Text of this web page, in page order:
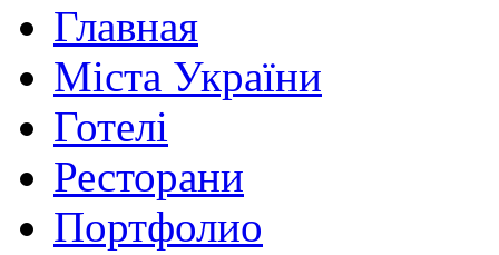
Главная
Міста України
Готелі
Ресторани
Портфолио